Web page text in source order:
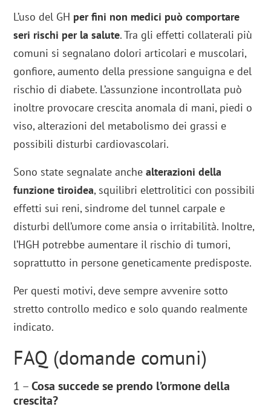
L’uso del GH per fini non medici può comportare
seri rischi per la salute. Tra gli effetti collaterali più
comuni si segnalano dolori articolari e muscolari,
gonfiore, aumento della pressione sanguigna e del
rischio di diabete. L’assunzione incontrollata può
inoltre provocare crescita anomala di mani, piedi o
viso, alterazioni del metabolismo dei grassi e
possibili disturbi cardiovascolari.
Sono state segnalate anchealterazioni della
funzione tiroidea, squilibri elettrolitici con possibili
effetti sui reni, sindrome del tunnel carpale e
disturbi dell’umore come ansia o irritabilità. Inoltre,
l’HGH potrebbe aumentare il rischio di tumori,
soprattutto in persone geneticamente predisposte.
Per questi motivi, deve sempre avvenire sotto
stretto controllo medico e solo quando realmente
indicato.
FAQ (domande comuni)
1 –Cosa succede se prendo l’ormone della
crescita?